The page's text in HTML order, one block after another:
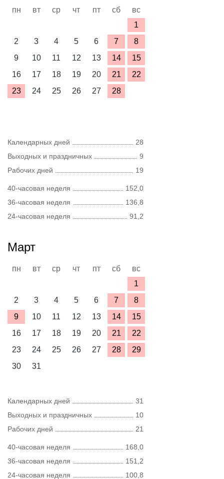
пн вт ср чт пт сб
вс
1
2
3 4 5 6 7
8
9
10 11 12 13 14
15
16
17 18 19 20 21
22
23
24 25 26 27 28
Календарных дней
28
Выходных и праздничных
9
Рабочих дней
19
40-часовая неделя
152,0
36-часовая неделя
136,8
24-часовая неделя
91,2
Март
пн вт ср чт пт сб
вс
1
2
3 4 5 6 7
8
9
10 11 12 13 14
15
16
17 18 19 20 21
22
23
24 25 26 27 28
29
30
31
Календарных дней
31
Выходных и праздничных
10
Рабочих дней
21
40-часовая неделя
168,0
36-часовая неделя
151,2
24-часовая неделя
100,8